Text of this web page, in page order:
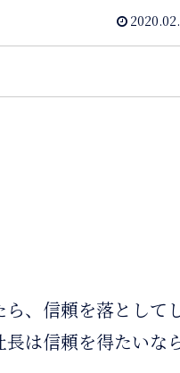
、信頼を落として
は信頼を得たいなら